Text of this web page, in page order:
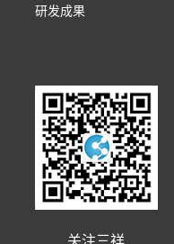
研发成果
关注三祥